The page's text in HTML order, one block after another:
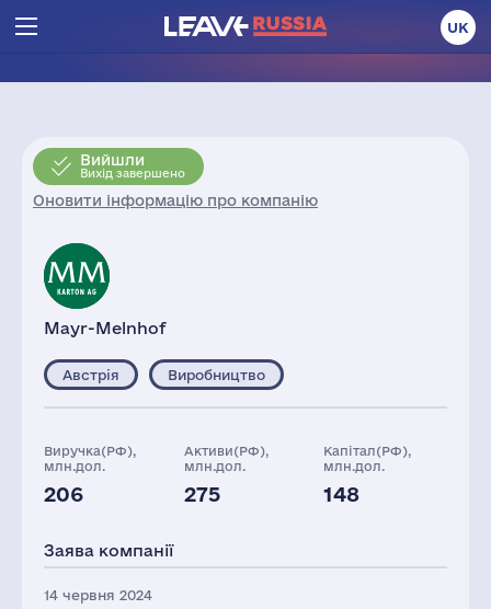
UK
Вийшли
Вихід завершено
Оновити інформацію про компанію
Mayr-Melnhof
Австрія Виробництво
Виручка(РФ),
млн.дол.
206
Активи(РФ),
млн.дол.
275
Капітал(РФ),
млн.дол.
148
954
Заява компанії
14 червня 2024